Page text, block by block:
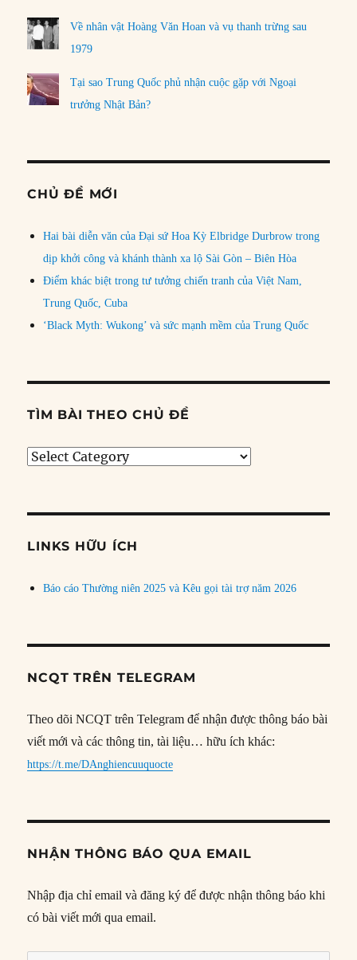
Về nhân vật Hoàng Văn Hoan và vụ thanh trừng sau
1979
Tại sao Trung Quốc phủ nhận cuộc gặp với Ngoại
trưởng Nhật Bản?
CHỦ ĐỀ MỚI
Hai bài diễn văn của Đại sứ Hoa Kỳ Elbridge Durbrow trong
dịp khởi công và khánh thành xa lộ Sài Gòn – Biên Hòa
Điểm khác biệt trong tư tưởng chiến tranh của Việt Nam,
Trung Quốc, Cuba
‘Black Myth: Wukong’ và sức mạnh mềm của Trung Quốc
TÌM BÀI THEO CHỦ ĐỀ
Tìm
đề
LINKS HỮU ÍCH
Báo cáo Thường niên 2025 và Kêu gọi tài trợ năm 2026
NCQT TRÊN TELEGRAM
Theo dõi NCQT trên Telegram để nhận được thông báo bài
viết mới và các thông tin, tài liệu… hữu ích khác:
https://t.me/DAnghiencuuquocte
NHẬN THÔNG BÁO QUA EMAIL
Nhập địa chỉ email và đăng ký để được nhận thông báo khi
có bài viết mới qua email.